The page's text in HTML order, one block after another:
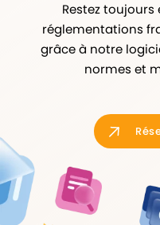
Restez
réglementations
grâce à notre
normes et